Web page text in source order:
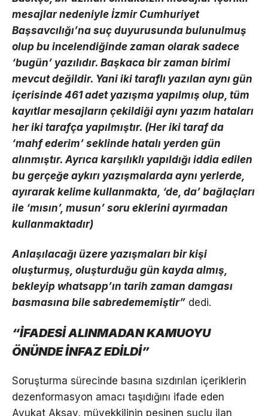
mesajlar nedeniyle İzmir Cumhuriyet
Başsavcılığı’na suç duyurusunda bulunulmuş
olup bu incelendiğinde zaman olarak sadece
‘bugün’ yazılıdır. Başkaca bir zaman birimi
mevcut değildir. Yani iki taraflı yazılan aynı gün
içerisinde 461 adet yazışma yapılmış olup, tüm
kayıtlar mesajların çekildiği aynı yazım hataları
her iki tarafça yapılmıştır. (Her iki taraf da
‘mahf ederim’ seklinde hatalı yerden gün
alınmıştır. Ayrıca karşılıklı yapıldığı iddia edilen
bu gerçeğe aykırı yazışmalarda aynı yerlerde,
ayırarak kelime kullanmakta, ‘de, da’ bağlaçları
ile ‘mısın’, musun’ soru eklerini ayırmadan
kullanmaktadır)
Anlaşılacağı üzere yazışmaları bir kişi
oluşturmuş, oluşturduğu gün kayda almış,
bekleyip whatsapp’ın tarih zaman damgası
basmasına bile sabredememiştir” dedi.
“İFADESİ ALINMADAN KAMUOYU
ÖNÜNDE İNFAZ EDİLDİ”
Soruşturma sürecinde basına sızdırılan içeriklerin
dezenformasyon amacı taşıdığını ifade eden
Avukat Aksay, müvekkilinin peşinen suçlu ilan